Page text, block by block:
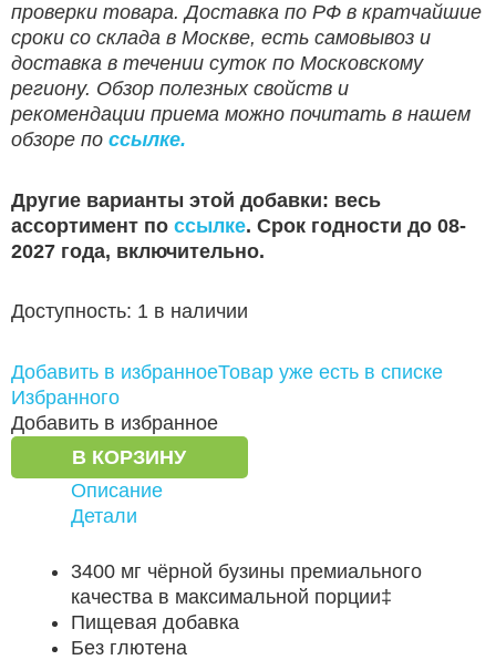
проверки товара. Доставка по РФ в кратчайшие
сроки со склада в Москве, есть самовывоз и
доставка в течении суток по Московскому
региону. Обзор полезных свойств и
рекомендации приема можно почитать в нашем
обзоре по ссылке.
Другие варианты этой добавки: весь
ассортимент по ссылке. Срок годности до 08-
2027 года, включительно.
Доступность: 1 в наличии
Добавить в избранноеТовар уже есть в списке
Избранного
Добавить в избранное
В КОРЗИНУ
Описание
Детали
3400 мг чёрной бузины премиального
качества в максимальной порции‡
Пищевая добавка
Без глютена